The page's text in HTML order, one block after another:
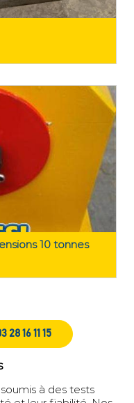
10 tonnes
28 16 11 15
à des tests